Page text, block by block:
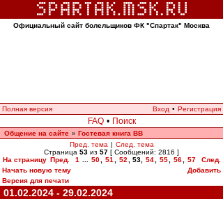
Официальный сайт болельщиков ФК "Спартак" Москва
Полная версия Вход • Регистрация
FAQ • Поиск
Общение на сайте » Гостевая книга ВВ
Пред. тема | След. тема
Страница 53 из 57 [ Сообщений: 2816 ]
На страницу Пред. 1 50 51 52 53, 54 55 56 57
След.
Начать новую тему
Добавить
Версия для печати
01.02.2024 - 29.02.2024